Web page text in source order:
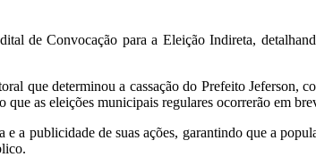
de Convocação para a Eleição Indireta,
que determinou a cassação do Prefeito Jeferson,
as eleições municipais regulares ocorrerão em
a publicidade de suas ações, garantindo que a